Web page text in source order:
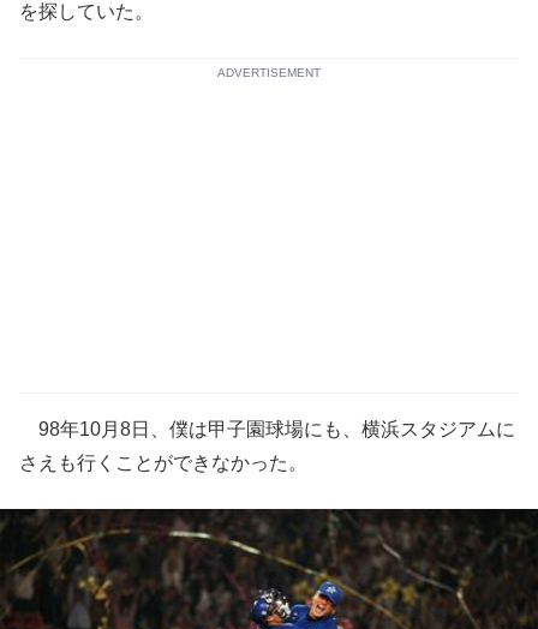
を探していた。
ADVERTISEMENT
98年10月8日、僕は甲子園球場にも、横浜スタジアムに
さえも行くことができなかった。